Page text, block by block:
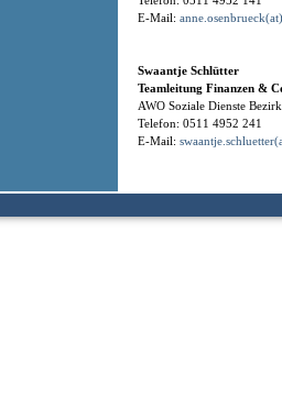
E-Mail:
Swaantje Schlütter
Teamleitung Finanzen &
AWO Soziale Dienste
Telefon: 0511 4952 241
E-Mail: